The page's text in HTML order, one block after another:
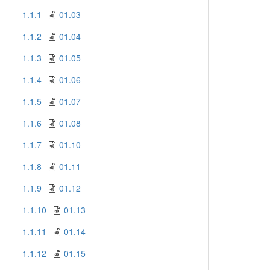
1.1.1
01.03
1.1.2
01.04
1.1.3
01.05
1.1.4
01.06
1.1.5
01.07
1.1.6
01.08
1.1.7
01.10
1.1.8
01.11
1.1.9
01.12
1.1.10
01.13
1.1.11
01.14
1.1.12
01.15